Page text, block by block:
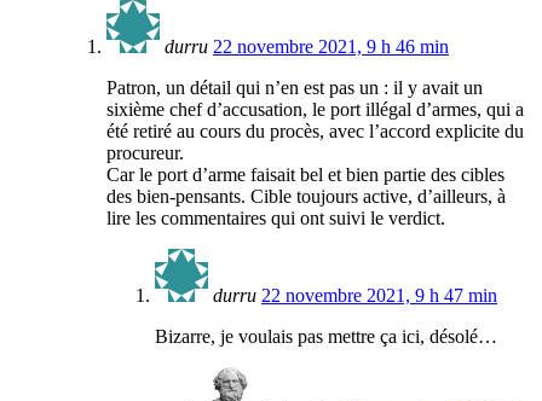
durru 22 novembre 2021, 9 h 46 min
Patron, un détail qui n’en est pas un : il y avait un
sixième chef d’accusation, le port illégal d’armes, qui a
été retiré au cours du procès, avec l’accord explicite du
procureur.
Car le port d’arme faisait bel et bien partie des cibles
des bien-pensants. Cible toujours active, d’ailleurs, à
lire les commentaires qui ont suivi le verdict.
durru 22 novembre 2021, 9 h 47 min
Bizarre, je voulais pas mettre ça ici, désolé…